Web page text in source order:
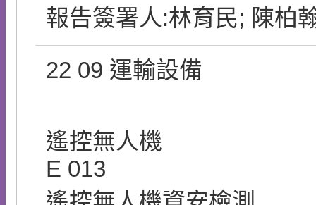
報告簽署人:林育民; 陳柏
22 09 運輸設備
遙控無人機
E 013